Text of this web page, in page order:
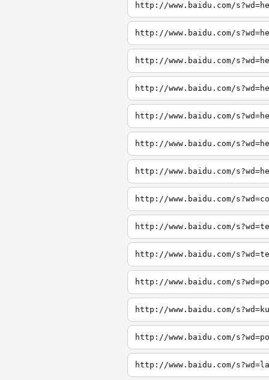
http://www.baidu.com/
http://www.baidu.com/
http://www.baidu.com/
http://www.baidu.com/
http://www.baidu.com/
http://www.baidu.com/
http://www.baidu.com/
http://www.baidu.com/
http://www.baidu.com/
http://www.baidu.com/
http://www.baidu.com/
http://www.baidu.com/
http://www.baidu.com/
http://www.baidu.com/